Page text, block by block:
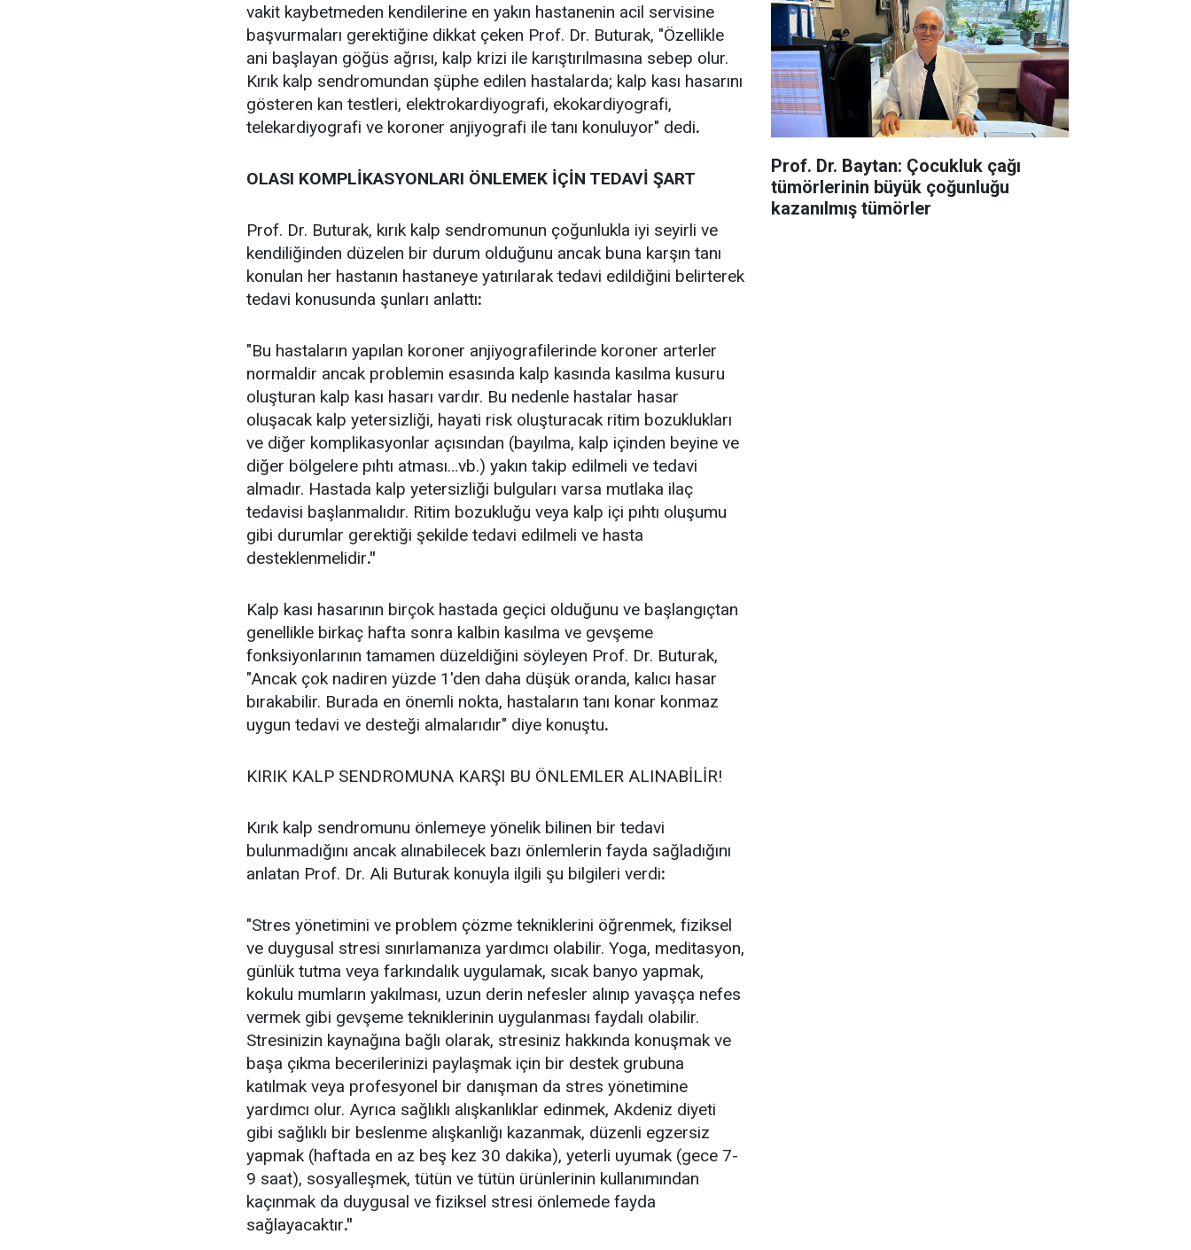
vakit kaybetmeden kendilerine en yakın hastanenin acil servisine
başvurmaları gerektiğine dikkat çeken Prof. Dr. Buturak, "Özellikle
ani başlayan göğüs ağrısı, kalp krizi ile karıştırılmasına sebep olur.
Kırık kalp sendromundan şüphe edilen hastalarda; kalp kası hasarını
gösteren kan testleri, elektrokardiyografi, ekokardiyografi,
telekardiyografi ve koroner anjiyografi ile tanı konuluyor" dedi.
OLASI KOMPLİKASYONLARI ÖNLEMEK İÇİN TEDAVİ ŞART
Prof. Dr. Buturak, kırık kalp sendromunun çoğunlukla iyi seyirli ve
kendiliğinden düzelen bir durum olduğunu ancak buna karşın tanı
konulan her hastanın hastaneye yatırılarak tedavi edildiğini belirterek
tedavi konusunda şunları anlattı:
"Bu hastaların yapılan koroner anjiyografilerinde koroner arterler
normaldir ancak problemin esasında kalp kasında kasılma kusuru
oluşturan kalp kası hasarı vardır. Bu nedenle hastalar hasar
oluşacak kalp yetersizliği, hayati risk oluşturacak ritim bozuklukları
ve diğer komplikasyonlar açısından (bayılma, kalp içinden beyine ve
diğer bölgelere pıhtı atması…vb.) yakın takip edilmeli ve tedavi
almadır. Hastada kalp yetersizliği bulguları varsa mutlaka ilaç
tedavisi başlanmalıdır. Ritim bozukluğu veya kalp içi pıhtı oluşumu
gibi durumlar gerektiği şekilde tedavi edilmeli ve hasta
desteklenmelidir."
Kalp kası hasarının birçok hastada geçici olduğunu ve başlangıçtan
genellikle birkaç hafta sonra kalbin kasılma ve gevşeme
fonksiyonlarının tamamen düzeldiğini söyleyen Prof. Dr. Buturak,
"Ancak çok nadiren yüzde 1'den daha düşük oranda, kalıcı hasar
bırakabilir. Burada en önemli nokta, hastaların tanı konar konmaz
uygun tedavi ve desteği almalarıdır" diye konuştu.
KIRIK KALP SENDROMUNA KARŞI BU ÖNLEMLER ALINABİLİR!
Kırık kalp sendromunu önlemeye yönelik bilinen bir tedavi
bulunmadığını ancak alınabilecek bazı önlemlerin fayda sağladığını
anlatan Prof. Dr. Ali Buturak konuyla ilgili şu bilgileri verdi:
"Stres yönetimini ve problem çözme tekniklerini öğrenmek, fiziksel
ve duygusal stresi sınırlamanıza yardımcı olabilir. Yoga, meditasyon,
günlük tutma veya farkındalık uygulamak, sıcak banyo yapmak,
kokulu mumların yakılması, uzun derin nefesler alınıp yavaşça nefes
vermek gibi gevşeme tekniklerinin uygulanması faydalı olabilir.
Stresinizin kaynağına bağlı olarak, stresiniz hakkında konuşmak ve
başa çıkma becerilerinizi paylaşmak için bir destek grubuna
katılmak veya profesyonel bir danışman da stres yönetimine
yardımcı olur. Ayrıca sağlıklı alışkanlıklar edinmek, Akdeniz diyeti
gibi sağlıklı bir beslenme alışkanlığı kazanmak, düzenli egzersiz
yapmak (haftada en az beş kez 30 dakika), yeterli uyumak (gece 7-
9 saat), sosyalleşmek, tütün ve tütün ürünlerinin kullanımından
kaçınmak da duygusal ve fiziksel stresi önlemede fayda
sağlayacaktır."
Prof. Dr. Baytan: Çocukluk çağı
tümörlerinin büyük çoğunluğu
kazanılmış tümörler